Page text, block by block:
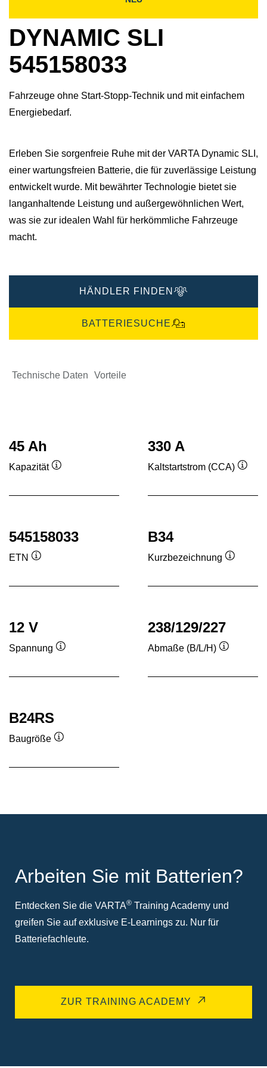
DYNAMIC SLI
545158033
Fahrzeuge ohne Start-Stopp-Technik und mit einfachem
Energiebedarf.
Erleben Sie sorgenfreie Ruhe mit der VARTA Dynamic SLI,
einer wartungsfreien Batterie, die für zuverlässige Leistung
entwickelt wurde. Mit bewährter Technologie bietet sie
langanhaltende Leistung und außergewöhnlichen Wert,
was sie zur idealen Wahl für herkömmliche Fahrzeuge
macht.
HÄNDLER FINDEN
BATTERIESUCHE
Technische Daten Vorteile
45 Ah
Kapazität
330 A
Kaltstartstrom (CCA)
545158033
ETN
B34
Kurzbezeichnung
12 V
Spannung
238/129/227
Abmaße (B/L/H)
B24RS
Baugröße
Arbeiten Sie mit Batterien?
Entdecken Sie die VARTA® Training Academy und
greifen Sie auf exklusive E-Learnings zu. Nur für
Batteriefachleute.
ZUR TRAINING ACADEMY